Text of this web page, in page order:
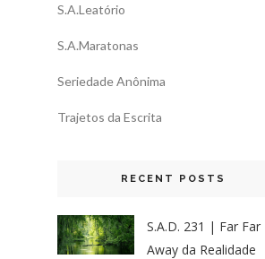
S.A.Leatório
S.A.Maratonas
Seriedade Anônima
Trajetos da Escrita
RECENT POSTS
S.A.D. 231 | Far Far
Away da Realidade